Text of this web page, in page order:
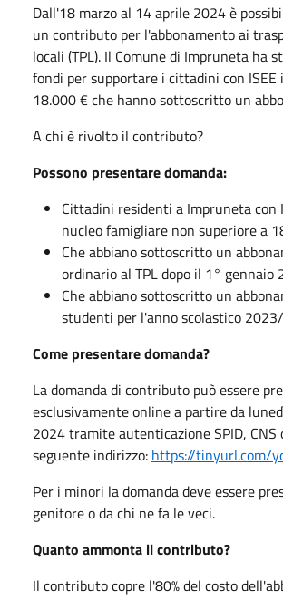
Dall'18 marzo al 14 aprile 2024 è
un contributo per l'abbonamento ai
locali (TPL). Il Comune di Impruneta ha
fondi per supportare i cittadini con ISEE
18.000 € che hanno sottoscritto un
A chi è rivolto il contributo?
Possono presentare domanda:
Cittadini residenti a Impruneta con
nucleo famigliare non superiore a
Che abbiano sottoscritto un
ordinario al TPL dopo il 1° gennaio
Che abbiano sottoscritto un
studenti per l'anno scolastico
Come presentare domanda?
La domanda di contributo può essere
esclusivamente online a partire da
2024 tramite autenticazione SPID, CNS
seguente indirizzo: https://tinyurl.com/
Per i minori la domanda deve essere
genitore o da chi ne fa le veci.
Quanto ammonta il contributo?
Il contributo copre l'80% del costo